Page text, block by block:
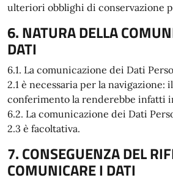
ulteriori obblighi di conservazione
6. NATURA DELLA
DATI
6.1. La comunicazione dei Dati
2.1 è necessaria per la navigazione:
conferimento la renderebbe infatti
6.2. La comunicazione dei Dati
2.3 è facoltativa.
7. CONSEGUENZA DEL
COMUNICARE I DATI